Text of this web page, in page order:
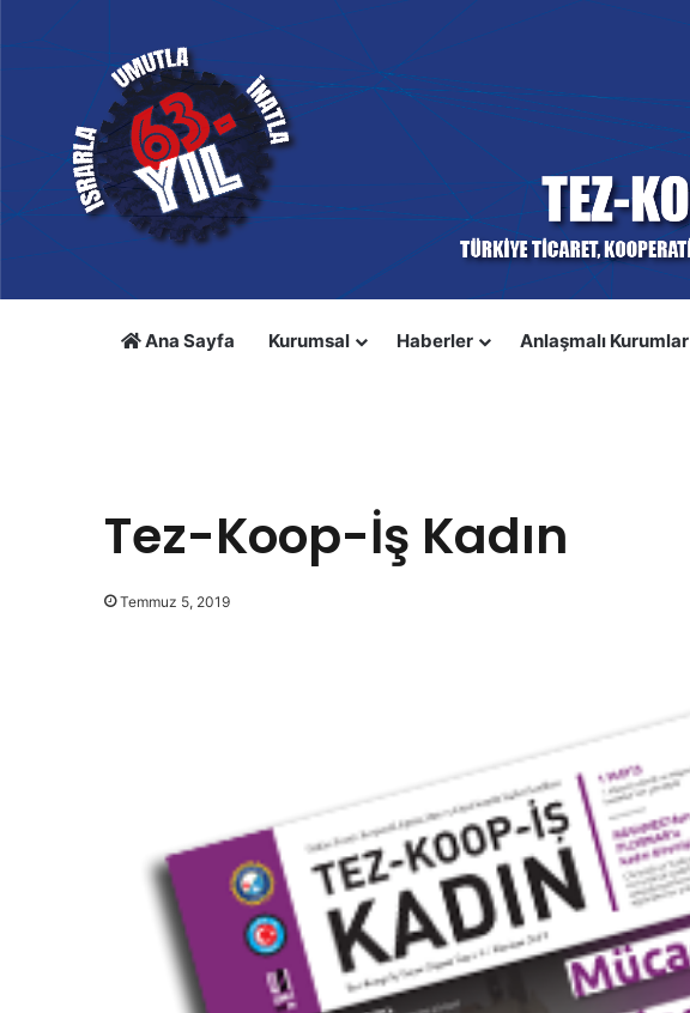
Ana Sayfa Kurumsal Haberler Anlaşmalı Kurumlar
Tez-Koop-İş Kadın
Temmuz 5, 2019